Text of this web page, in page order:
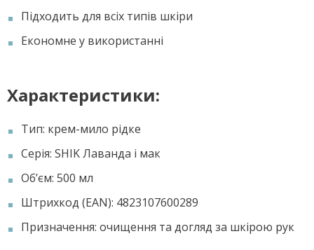
Підходить для всіх типів шкіри
Економне у використанні
Характеристики:
Тип: крем-мило рідке
Серія: SHIK Лаванда і мак
Об’єм: 500 мл
Штрихкод (EAN): 4823107600289
Призначення: очищення та догляд за шкірою рук